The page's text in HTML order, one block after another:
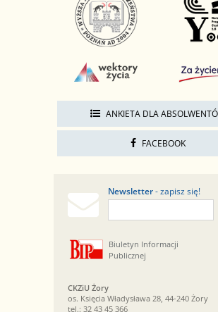
ANKIETA DLA
FACEBOOK
Newsletter- zapisz się!
Biuletyn Informacji
Publicznej
CKZiU Żory
os. Księcia Władysława 28, 44-240 Żory
tel.: 32 43 45 366